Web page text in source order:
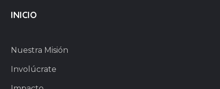
INICIO
Nuestra Misión
Involúcrate